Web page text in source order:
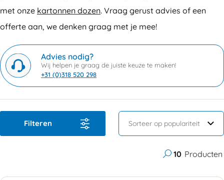
met onze kartonnen dozen. Vraag gerust advies of een
offerte aan, we denken graag met je mee!
Advies nodig?
Wij helpen je graag de juiste keuze te maken!
+31 (0)318 520 298
Filteren
10 Producten